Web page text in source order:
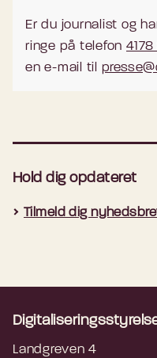
Er du journalist og
ringe på telefon
en e-mail til
Hold dig opdateret
Tilmeld dig
Landgreven 4